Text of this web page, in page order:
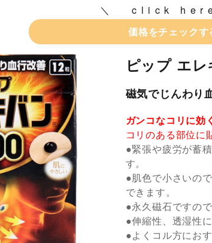
click
価格をチェックす
ピップ エ
磁気でじんわり
ガンコなコリに効
コリのある部位に
●緊張や疲労が蓄
す。
●肌色で小さいの
できます。
●永久磁石ですの
●伸縮性、透湿性
●よくコル方におす